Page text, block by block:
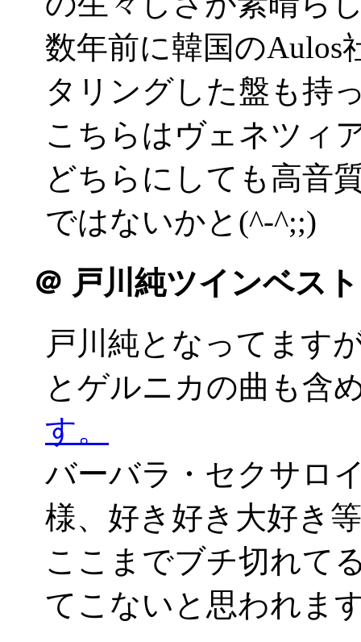
数年前に韓国のAulos
タリングした盤も持
こちらはヴェネツィ
どちらにしても高音
ではないかと(^-^;;)
＠ 戸川純ツインベス
戸川純となってます
とゲルニカの曲も含
す。
バーバラ・セクサロ
様、好き好き大好き
ここまでブチ切れて
てこないと思われま